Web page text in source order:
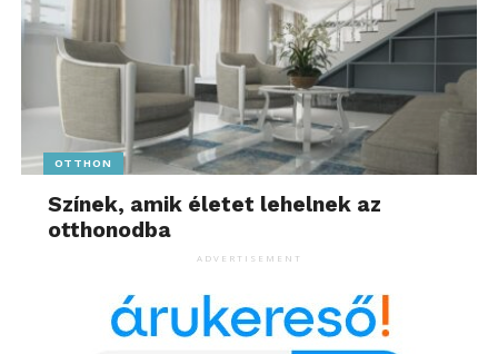
OTTHON
Színek, amik életet lehelnek az
otthonodba
ADVERTISEMENT